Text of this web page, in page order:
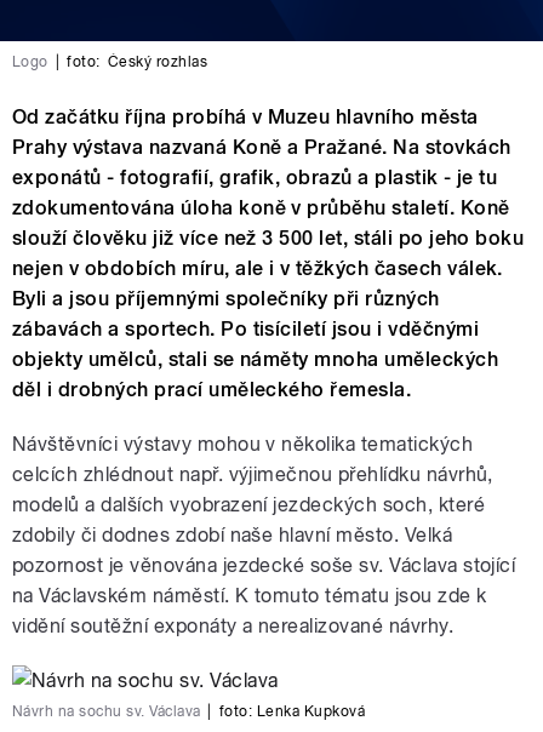
Logo foto: Český rozhlas
Od začátku října probíhá v Muzeu hlavního města
Prahy výstava nazvaná Koně a Pražané. Na stovkách
exponátů - fotografií, grafik, obrazů a plastik - je tu
zdokumentována úloha koně v průběhu staletí. Koně
slouží člověku již více než 3 500 let, stáli po jeho boku
nejen v obdobích míru, ale i v těžkých časech válek.
Byli a jsou příjemnými společníky při různých
zábavách a sportech. Po tisíciletí jsou i vděčnými
objekty umělců, stali se náměty mnoha uměleckých
děl i drobných prací uměleckého řemesla.
Návštěvníci výstavy mohou v několika tematických
celcích zhlédnout např. výjimečnou přehlídku návrhů,
modelů a dalších vyobrazení jezdeckých soch, které
zdobily či dodnes zdobí naše hlavní město. Velká
pozornost je věnována jezdecké soše sv. Václava stojící
na Václavském náměstí. K tomuto tématu jsou zde k
vidění soutěžní exponáty a nerealizované návrhy.
Návrh na sochu sv. Václava foto: Lenka Kupková